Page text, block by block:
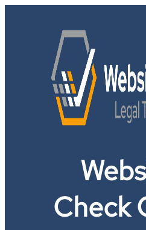
Check